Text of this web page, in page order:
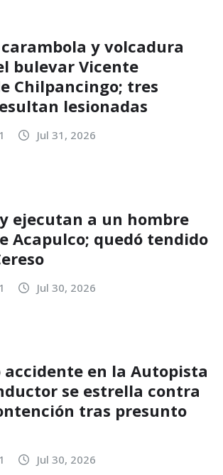
y volcadura
bulevar Vicente
Chilpancingo; tres
lesionadas
Jul 31, 2026
ejecutan a un hombre
Acapulco; quedó tendido
Jul 30, 2026
accidente en la Autopista
se estrella contra
tras presunto
Jul 30, 2026